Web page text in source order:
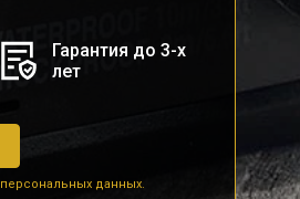
Гарантия до 3-х
лет
персональных данных.